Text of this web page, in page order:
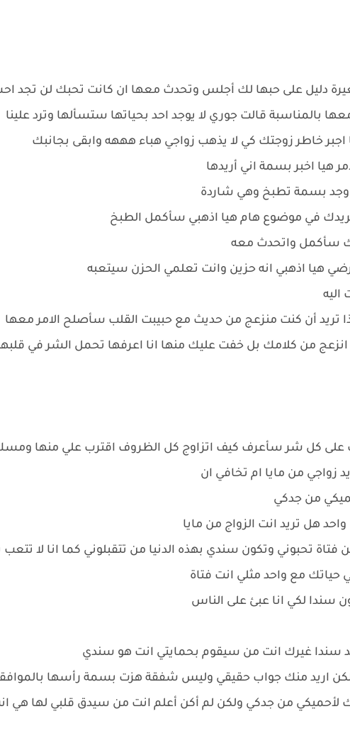
دليل على حبها لك أجلس وتحدث معها ان كانت تحبك لن تجد
بالمناسبة قالت جوري لا يوجد احد بحياتها ستسألها وترد علينا
خاطر زوجتك كي لا يذهب زواجي هباء هههه وابقى بجانبك
هيا اخبر بسمة اني أريدها
وجد بسمة تطبخ وهي شاردة
في موضوع هام هيا اذهبي سأكمل الطبخ
سأكمل واتحدث معه
هيا اذهبي انه حزين وانت تعلمي الحزن سيتعبه
تريد أن كنت منزعج من حديث مع حبيبت القلب سأصلح الامر معها
انزعج من كلامك بل خفت عليك منها انا اعرفها تحمل الشر في
على كل شر سأعرف كيف اتزاوج كل الظروف اقترب علي منها
زواجي من مايا ام تخافي ان
من جدكي
هل تريد انت الزواج من مايا
فتاة تحبوني وتكون سندي بهذه الدنيا من تتقبلوني كما انا لا
حياتك مع واحد مثلي انت فتاة
لكي انا عبئ على الناس
سندا غيرك انت من سيقوم بحمايتي انت هو سندي
اريد منك جواب حقيقي وليس شفقة هزت بسمة رأسها
لأحميكي من جدكي ولكن لم أكن أعلم انت من سيدق قلبي لها هي